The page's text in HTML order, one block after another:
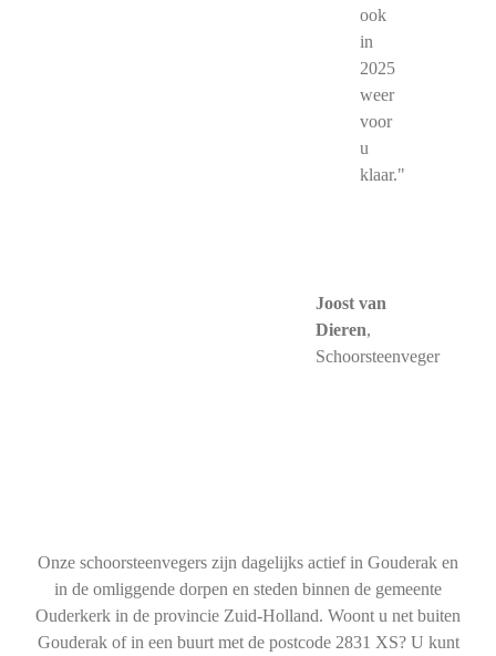
ook
in
2025
weer
voor
u
klaar."
Joost van
Dieren,
Schoorsteenveger
Onze schoorsteenvegers zijn dagelijks actief in Gouderak en
in de omliggende dorpen en steden binnen de gemeente
Ouderkerk in de provincie Zuid-Holland. Woont u net buiten
Gouderak of in een buurt met de postcode 2831 XS? U kunt